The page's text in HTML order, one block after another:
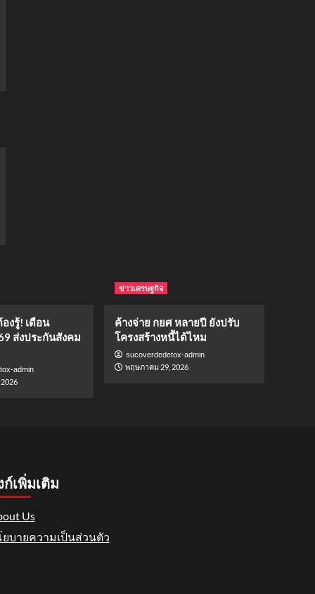
งรู้! เดือน
ส่งประกันสังคม
admin
ข่าวเศรษฐกิจ
ค้างจ่าย กยศ หลายปี ยังปรับ
โครงสร้างหนี้ได้ไหม
sucoverdedetox-admin
พฤษภาคม 29, 2026
ก์เพิ่มเติม
Us
บายความเป็นส่วนตัว